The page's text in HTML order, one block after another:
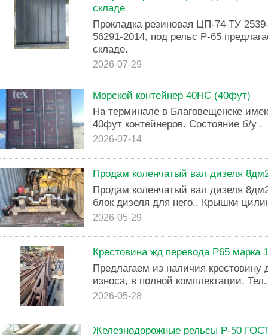
складе
Прокладка резиновая ЦП-74 ТУ
56291-2014, под рельс Р-65
складе.
2026-07-29
Морской контейнер 40HC (40фут)
На терминале в Благовещенске
40фут контейнеров. Состояние б/у .
2026-07-14
Продам коленчатый вал дизеля
Продам коленчатый вал дизеля
блок дизеля для него.. Крышки
2026-05-29
Крестовина жд перевода Р65 марка
Предлагаем из наличия
износа, в полной комплектации.
2026-05-28
Железнодорожные рельсы Р-50